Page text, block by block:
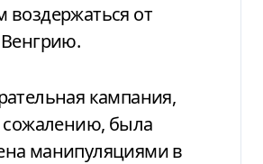
воздержаться от
кампания,
сожалению, была
манипуляциями в